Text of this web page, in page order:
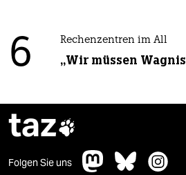
6 Rechenzentren im All
„Wir müssen
taz
Folgen Sie uns